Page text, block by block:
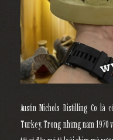
Austin Nichols Distilling Co là
Turkey. Trong những năm 1970